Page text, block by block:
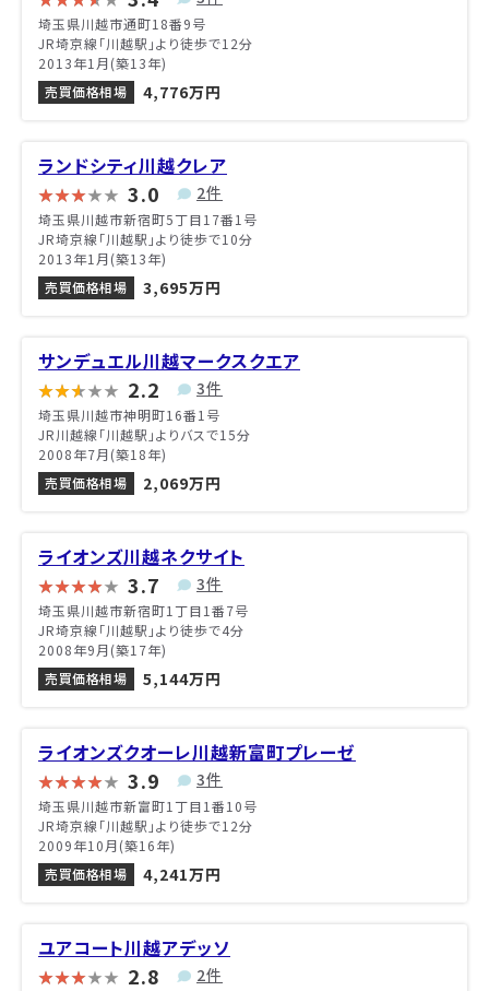
埼玉県川越市通町18番9号
JR埼京線「川越駅」より徒歩で12分
2013年1月(築13年)
売買価格相場
4,776万円
ランドシティ川越クレア
3.0 2件
埼玉県川越市新宿町5丁目17番1号
JR埼京線「川越駅」より徒歩で10分
2013年1月(築13年)
売買価格相場
3,695万円
サンデュエル川越マークスクエア
2.2 3件
埼玉県川越市神明町16番1号
JR川越線「川越駅」よりバスで15分
2008年7月(築18年)
売買価格相場
2,069万円
ライオンズ川越ネクサイト
3.7 3件
埼玉県川越市新宿町1丁目1番7号
JR埼京線「川越駅」より徒歩で4分
2008年9月(築17年)
売買価格相場
5,144万円
ライオンズクオーレ川越新富町プレーゼ
3.9 3件
埼玉県川越市新富町1丁目1番10号
JR埼京線「川越駅」より徒歩で12分
2009年10月(築16年)
売買価格相場
4,241万円
ユアコート川越アデッソ
2.8 2件